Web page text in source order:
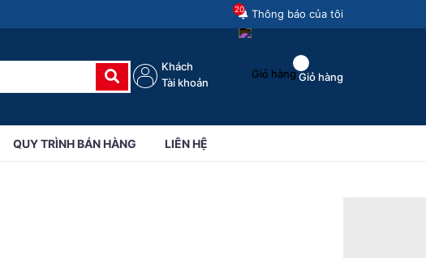
Thông báo của tôi
20
Giỏ hàng
Khách
Tài khoản
QUY TRÌNH BÁN HÀNG LIÊN HỆ